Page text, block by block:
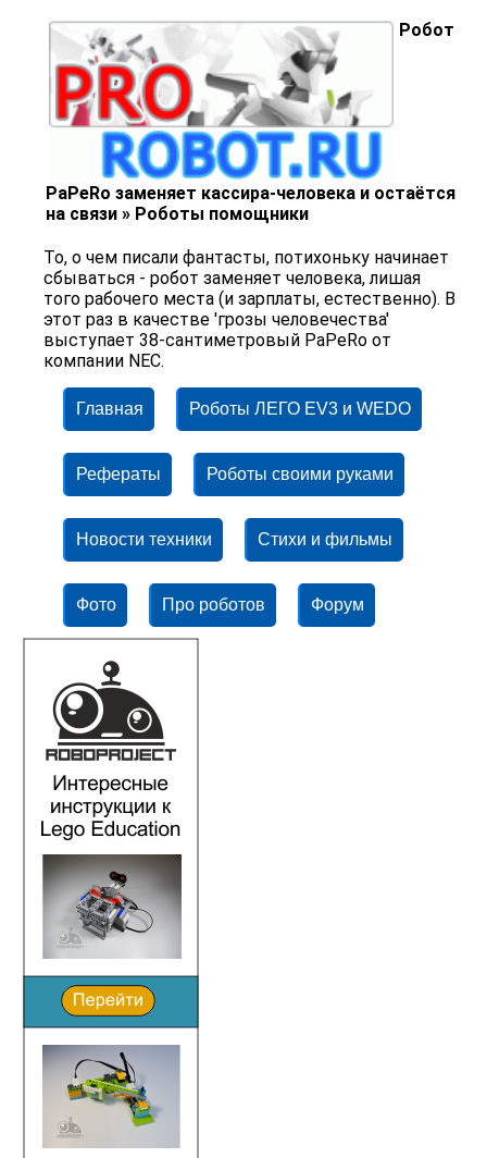
Робот
PaPeRo заменяет кассира-человека и остаётся
на связи » Роботы помощники
То, о чем писали фантасты, потихоньку начинает
сбываться - робот заменяет человека, лишая
того рабочего места (и зарплаты, естественно). В
этот раз в качестве 'грозы человечества'
выступает 38-сантиметровый PaPeRo от
компании NEC.
Главная Роботы ЛЕГО EV3 и WEDO
Рефераты Роботы своими руками
Новости техники Стихи и фильмы
Фото Про роботов Форум